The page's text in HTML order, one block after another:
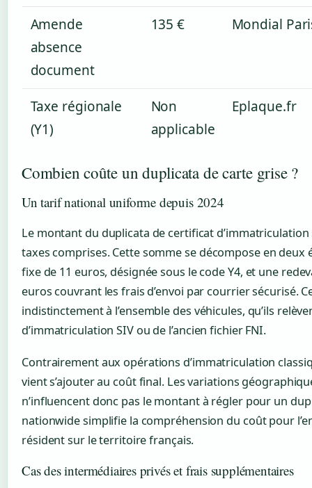
Amende
absence
document
135 € Mondial
Taxe régionale
(Y1)
Non
applicable
Eplaque.fr
Combien coûte un duplicata de carte grise ?
Un tarif national uniforme depuis 2024
Le montant du duplicata de certificat d’immatriculation
taxes comprises. Cette somme se décompose en deux
fixe de 11 euros, désignée sous le code Y4, et une
euros couvrant les frais d’envoi par courrier sécurisé.
indistinctement à l’ensemble des véhicules, qu’ils
d’immatriculation SIV ou de l’ancien fichier FNI.
Contrairement aux opérations d’immatriculation
vient s’ajouter au coût final. Les variations
n’influencent donc pas le montant à régler pour un
nationwide simplifie la compréhension du coût pour
résident sur le territoire français.
Cas des intermédiaires privés et frais supplémentaires